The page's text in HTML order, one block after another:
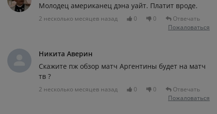
Молодец американец дэна уайт. Платит вроде.
2 несколько месяцев назад 0 0
Отвечать
Пожаловаться
Никита Аверин
Скажите пж обзор матч Аргентины будет на матч
тв ?
2 несколько месяцев назад 0 0
Отвечать
Пожаловаться